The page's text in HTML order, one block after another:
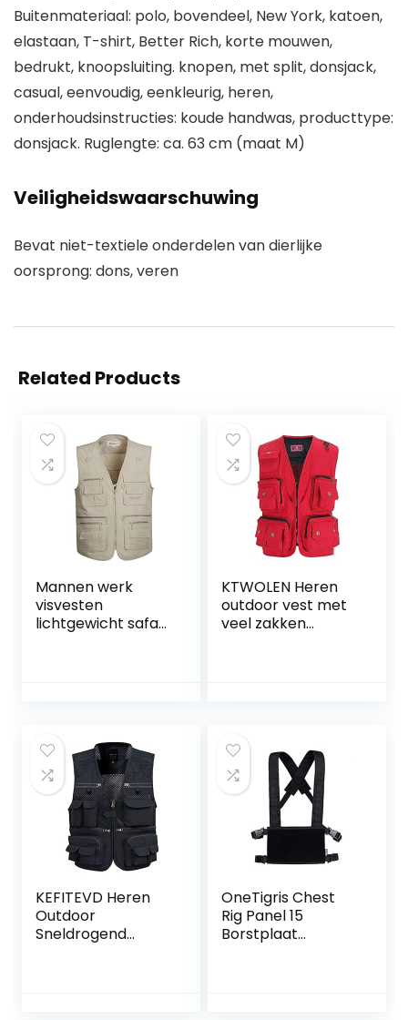
Buitenmateriaal: polo, bovendeel, New York, katoen,
elastaan, T-shirt, Better Rich, korte mouwen,
bedrukt, knoopsluiting. knopen, met split, donsjack,
casual, eenvoudig, eenkleurig, heren,
onderhoudsinstructies: koude handwas, producttype:
donsjack. Ruglengte: ca. 63 cm (maat M)
Veiligheidswaarschuwing
Bevat niet-textiele onderdelen van dierlijke
oorsprong: dons, veren
Related Products
Mannen werk
visvesten
lichtgewicht safari
KTWOLEN Heren
outdoor vest met
veel zakken
KEFITEVD Heren
Outdoor
Sneldrogend
OneTigris Chest
Rig Panel 15
Borstplaat